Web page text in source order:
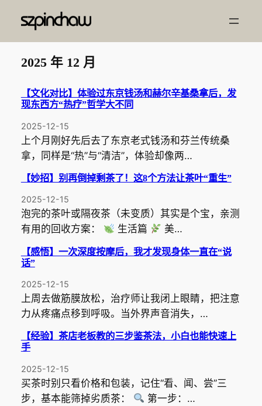
2025 年 12 月
【文化对比】体验过东京钱汤和赫尔辛基桑拿后，发
现东西方“热疗”哲学大不同
2025-12-15
上个月刚好先后去了东京老式钱汤和芬兰传统桑
拿，同样是“热”与“清洁”，体验却像两…
【妙招】别再倒掉剩茶了！这8个方法让茶叶“重生”
2025-12-15
泡完的茶叶或隔夜茶（未变质）其实是个宝，亲测
有用的回收方案：
生活篇 美…
【感悟】一次深度按摩后，我才发现身体一直在“说
话”
2025-12-15
上周去做筋膜放松，治疗师让我闭上眼睛，把注意
力从疼痛点移到呼吸。当外界声音消失，…
【经验】茶店老板教的三步鉴茶法，小白也能快速上
手
2025-12-15
买茶时别只看价格和包装，记住“看、闻、尝”三
步，基本能筛掉劣质茶：
第一步：…